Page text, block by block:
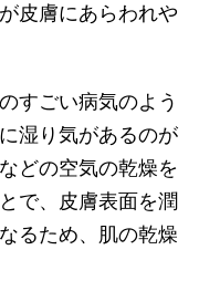
皮膚にあらわれや
すごい病気のよう
湿り気があるのが
どの空気の乾燥を
で、皮膚表面を潤
るため、肌の乾燥